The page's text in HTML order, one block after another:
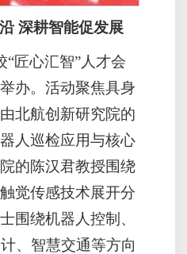
深耕智能促发展
“匠心汇智”人才会
办。活动聚焦具身
北航创新研究院的
人巡检应用与核心
的陈汉君教授围绕
觉传感技术展开分
围绕机器人控制、
、智慧交通等方向